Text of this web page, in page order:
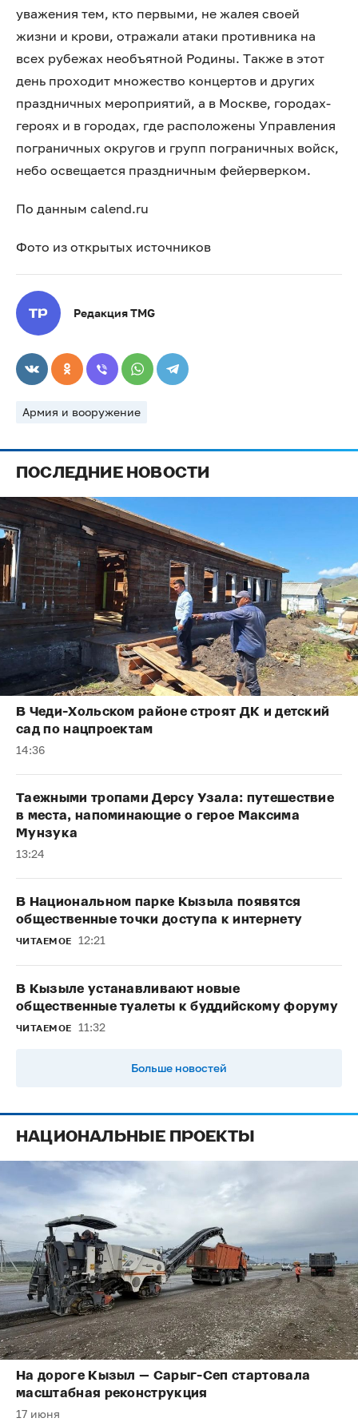
уважения тем, кто первыми, не жалея своей
жизни и крови, отражали атаки противника на
всех рубежах необъятной Родины. Также в этот
день проходит множество концертов и других
праздничных мероприятий, а в Москве, городах-
героях и в городах, где расположены Управления
пограничных округов и групп пограничных войск,
небо освещается праздничным фейерверком.
По данным calend.ru
Фото из открытых источников
Редакция TMG
Армия и вооружение
ПОСЛЕДНИЕ НОВОСТИ
В Чеди-Хольском районе строят ДК и детский
сад по нацпроектам
14:36
Таежными тропами Дерсу Узала: путешествие
в места, напоминающие о герое Максима
Мунзука
13:24
В Национальном парке Кызыла появятся
общественные точки доступа к интернету
ЧИТАЕМОЕ 12:21
В Кызыле устанавливают новые
общественные туалеты к буддийскому форуму
ЧИТАЕМОЕ 11:32
Больше новостей
НАЦИОНАЛЬНЫЕ ПРОЕКТЫ
На дороге Кызыл — Сарыг-Сеп стартовала
масштабная реконструкция
17 июня